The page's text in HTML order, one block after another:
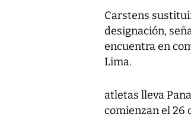
Carstens
designación,
encuentra en
Lima.
atletas lleva
comienzan el 26